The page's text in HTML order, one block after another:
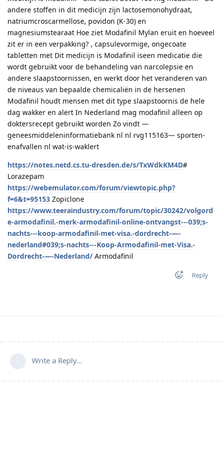
andere stoffen in dit medicijn zijn lactosemonohydraat,
natriumcroscarmellose, povidon (K-30) en
magnesiumstearaat Hoe ziet Modafinil Mylan eruit en hoeveel
zit er in een verpakking? , capsulevormige, ongecoate
tabletten met Dit medicijn is Modafinil iseen medicatie die
wordt gebruikt voor de behandeling van narcolepsie en
andere slaapstoornissen, en werkt door het veranderen van
de niveaus van bepaalde chemicaliën in de hersenen
Modafinil houdt mensen met dit type slaapstoornis de hele
dag wakker en alert In Nederland mag modafinil alleen op
doktersrecept gebruikt worden Zo vindt —
geneesmiddeleninformatiebank nl nl rvg115163— sporten-
enafvallen nl wat-is-waklert
https://notes.netd.cs.tu-dresden.de/s/TxWdkKM4D#
Lorazepam
https://webemulator.com/forum/viewtopic.php?
f=6&t=95153 Zopiclone
https://www.teeraindustry.com/forum/topic/30242/volgord
e-armodafinil.-merk-armodafinil-online-ontvangst---039;s-
nachts---koop-armodafinil-met-visa.-dordrecht-—-
nederland#039;s-nachts---Koop-Armodafinil-met-Visa.-
Dordrecht-—-Nederland/ Armodafinil
Reply
Write a Reply...